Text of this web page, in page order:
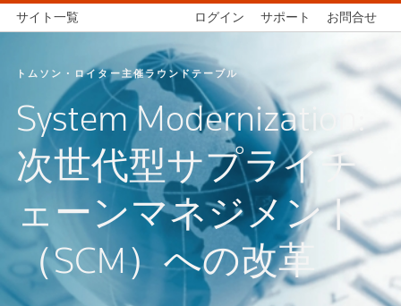
サイト一覧 ログイン サポート お問合せ
トムソン・ロイター主催ラウンドテーブル
System Modernization:
次世代型サプライチ
ェーンマネジメント
（SCM）への改革